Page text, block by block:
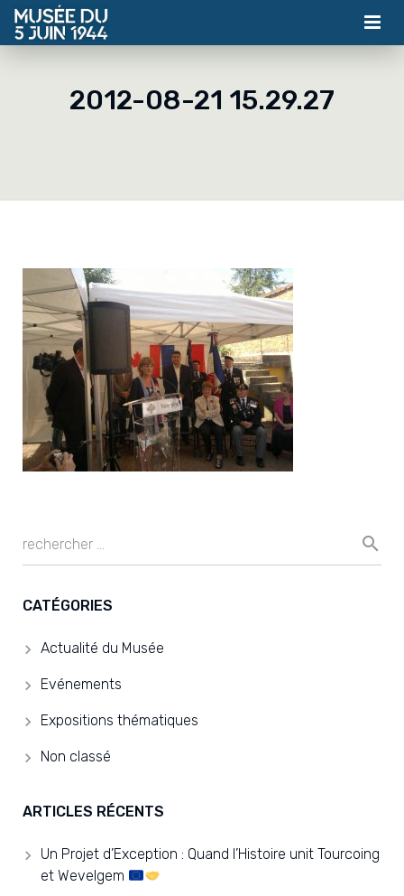
ASSOCIATION
BILLETTERIE
2012-08-21 15.29.27
CATÉGORIES
Actualité du Musée
Evénements
Expositions thématiques
Non classé
ARTICLES RÉCENTS
Un Projet d’Exception : Quand l’Histoire unit Tourcoing
et Wevelgem